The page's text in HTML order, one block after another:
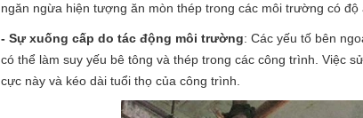
ngăn ngừa hiện tượng ăn mòn thép trong các môi trường có độ
- Sự xuống cấp do tác động môi trường: Các yếu tố bên
có thể làm suy yếu bê tông và thép trong các công trình. Việc
cực này và kéo dài tuổi thọ của công trình.